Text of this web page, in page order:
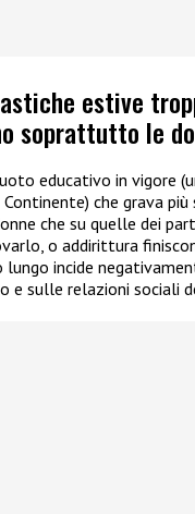
estive
soprattutto le
educativo in vigore
che grava
che su quelle dei
o addirittura
lungo incide
e sulle relazioni sociali